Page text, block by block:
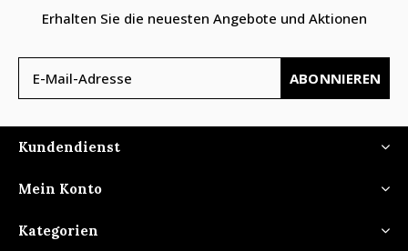
Erhalten Sie die neuesten Angebote und Aktionen
ABONNIEREN
Kundendienst
Mein Konto
Kategorien